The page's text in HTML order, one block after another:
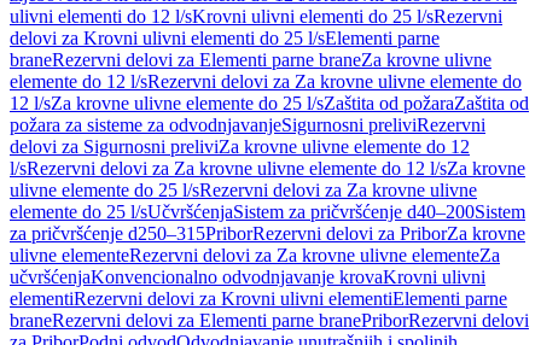
ulivni elementi do 12 l/sKrovni ulivni elementi do 25 l/sRezervni
delovi za Krovni ulivni elementi do 25 l/sElementi parne
braneRezervni delovi za Elementi parne braneZa krovne ulivne
elemente do 12 l/sRezervni delovi za Za krovne ulivne elemente do
12 l/sZa krovne ulivne elemente do 25 l/sZaštita od požaraZaštita od
požara za sisteme za odvodnjavanjeSigurnosni preliviRezervni
delovi za Sigurnosni preliviZa krovne ulivne elemente do 12
l/sRezervni delovi za Za krovne ulivne elemente do 12 l/sZa krovne
ulivne elemente do 25 l/sRezervni delovi za Za krovne ulivne
elemente do 25 l/sUčvršćenjaSistem za pričvršćenje d40–200Sistem
za pričvršćenje d250–315PriborRezervni delovi za PriborZa krovne
ulivne elementeRezervni delovi za Za krovne ulivne elementeZa
učvršćenjaKonvencionalno odvodnjavanje krovaKrovni ulivni
elementiRezervni delovi za Krovni ulivni elementiElementi parne
braneRezervni delovi za Elementi parne branePriborRezervni delovi